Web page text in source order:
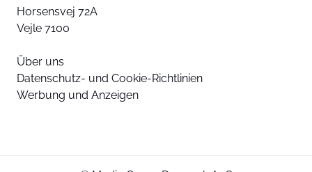
Horsensvej 72A
Vejle 7100
Über uns
Datenschutz- und Cookie-Richtlinien
Werbung und Anzeigen